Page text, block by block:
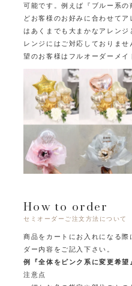
可能です。例えば『ブルー系の
どお客様のお好みに合わせて
はあくまでも大まかなアレンジ
レンジにはご対応しておりませ
望のお客様はフルオーダーメイ
How to order
セミオーダーご注文方法について
商品をカートにお入れになる際
ダー内容をご記入下さい。
例『全体をピンク系に変更希望
注意点